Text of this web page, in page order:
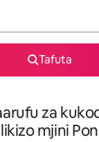
Tafuta
za
mjini